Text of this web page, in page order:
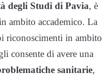
degli Studi di Pavia, è
ambito accademico. La
riconoscimenti in ambito
consente di avere una
sanitarie,